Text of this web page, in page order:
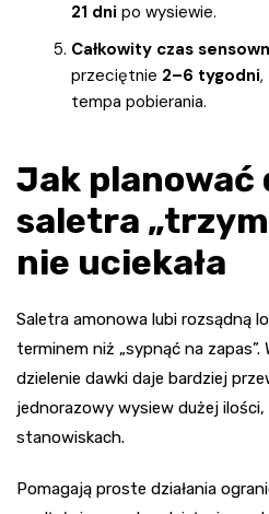
21 dni po wysiewie.
Całkowity czas
przeciętnie 2–6 tygodni,
tempa pobierania.
Jak planować
saletra
nie uciekała
Saletra amonowa lubi rozsądną
terminem niż „sypnąć na zapas”.
dzielenie dawki daje bardziej
jednorazowy wysiew dużej
stanowiskach.
Pomagają proste działania